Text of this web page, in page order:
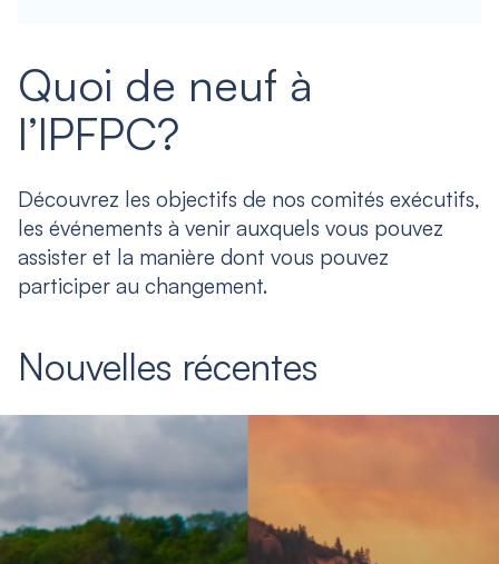
Quoi de neuf à
l’IPFPC?
Découvrez les objectifs de nos comités exécutifs,
les événements à venir auxquels vous pouvez
assister et la manière dont vous pouvez
participer au changement.
Nouvelles récentes